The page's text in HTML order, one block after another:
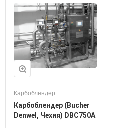
Карбоблендер
Карбоблендер (Bucher
Denwel, Чехия) DBC750A